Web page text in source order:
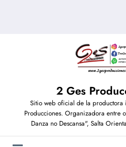
2 Ges
Sitio web oficial de la productora
Producciones. Organizadora entre
Danza no Descansa", Salta